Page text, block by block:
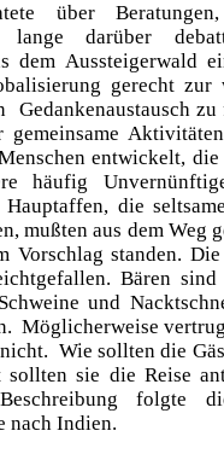
über
lange darüber
dem Aussteigerwald
gerecht zur
Gedankenaustausch
gemeinsame
entwickelt,
häufig
Hauptaffen, die
mußten aus dem Weg
Vorschlag standen.
Bären sind
und
Möglicherweise
Wie sollten die
sollten sie die Reise
folgte
nach Indien.